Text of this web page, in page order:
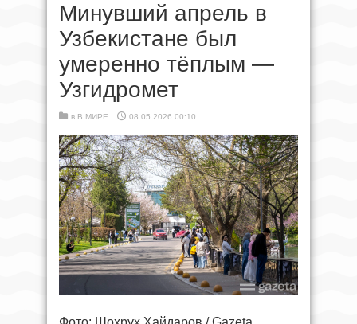
Минувший апрель в
Узбекистане был
умеренно тёплым —
Узгидромет
в В МИРЕ 08.05.2026 00:10